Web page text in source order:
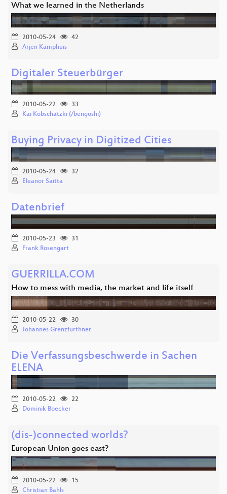
What we learned in the Netherlands
2010-05-24
42
Arjen Kamphuis
Digitaler Steuerbürger
2010-05-22
33
Kai Kobschätzki (/bengoshi)
Buying Privacy in Digitized Cities
2010-05-24
32
Eleanor Saitta
Datenbrief
2010-05-23
31
Frank Rosengart
GUERRILLA.COM
How to mess with media, the market and life itself
2010-05-22
30
Johannes Grenzfurthner
Die Verfassungsbeschwerde in Sachen
ELENA
2010-05-22
22
Dominik Boecker
(dis-)connected worlds?
European Union goes east?
2010-05-22
15
Christian Bahls